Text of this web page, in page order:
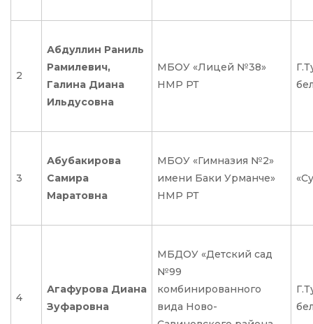
2
Абдуллин Раниль
Рамилевич,
Галина Диана
Ильдусовна
МБОУ «Лицей №38»
НМР РТ
3
Абубакирова
Самира
Маратовна
МБОУ «Гимназия №2»
имени Баки Урманче»
НМР РТ
4
Агафурова Диана
Зуфаровна
МБДОУ «Детский сад
№99
комбинированного
вида Ново-